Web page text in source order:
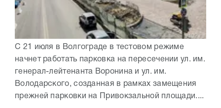
С 21 июля в Волгограде в тестовом режиме
начнет работать парковка на пересечении ул. им.
генерал-лейтенанта Воронина и ул. им.
Володарского, созданная в рамках замещения
прежней парковки на Привокзальной площади....